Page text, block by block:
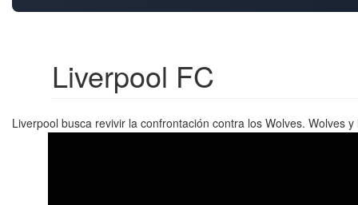
Liverpool FC
Liverpool busca revivir la confrontación contra los Wolves. Wolves